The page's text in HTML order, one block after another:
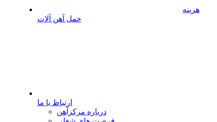
هزینه
حمل آهن آلات
ارتباط با ما
درباره مرکزآهن